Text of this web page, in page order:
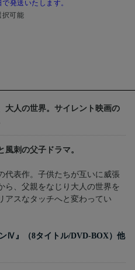
発送いたします。
択可能
大人の世界。サイレント映画の
刺の父子ドラマ。
代表作。子供たちが互いに威張
ら、父親をなじり大人の世界を
アスなタッチへと変わってい
Ⅳ』（8タイトル/DVD-BOX）他